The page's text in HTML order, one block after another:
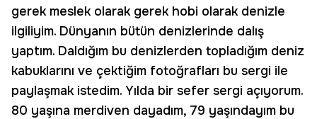
gerek meslek olarak gerek hobi olarak denizle
ilgiliyim. Dünyanın bütün denizlerinde dalış
yaptım. Daldığım bu denizlerden topladığım deniz
kabuklarını ve çektiğim fotoğrafları bu sergi ile
paylaşmak istedim. Yılda bir sefer sergi açıyorum.
80 yaşına merdiven dayadım, 79 yaşındayım bu